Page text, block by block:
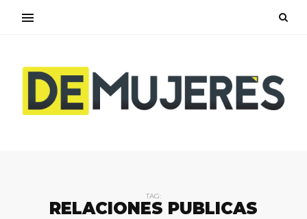
TAG:
RELACIONES PUBLICAS